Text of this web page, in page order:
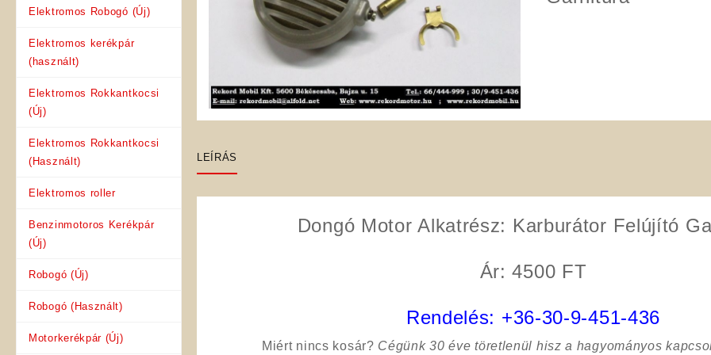
Elektromos Robogó (Új)
Elektromos kerékpár
(használt)
Elektromos Rokkantkocsi
(Új)
Elektromos Rokkantkocsi
(Használt)
Elektromos roller
Benzinmotoros Kerékpár
(Új)
Robogó (Új)
Robogó (Használt)
Motorkerékpár (Új)
LEÍRÁS
Dongó Motor Alkatrész: Karburátor Felújító
Ár: 4500 FT
Rendelés: +36-30-9-451-436
Miért nincs kosár? Cégünk 30 éve töretlenül hisz a hagyományos